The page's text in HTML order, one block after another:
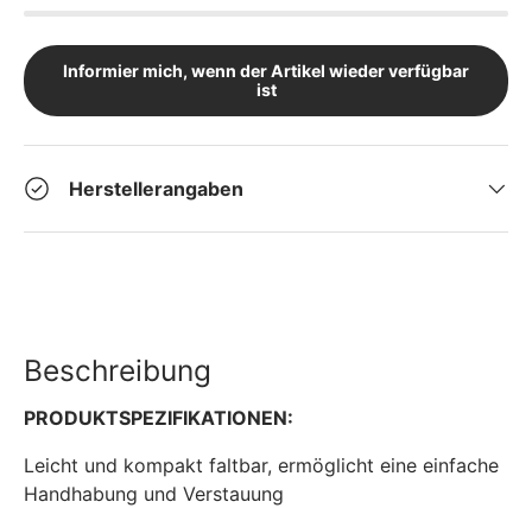
Informier mich, wenn der Artikel wieder verfügbar
ist
Herstellerangaben
Beschreibung
PRODUKTSPEZIFIKATIONEN:
Leicht und kompakt faltbar, ermöglicht eine einfache
Handhabung und Verstauung